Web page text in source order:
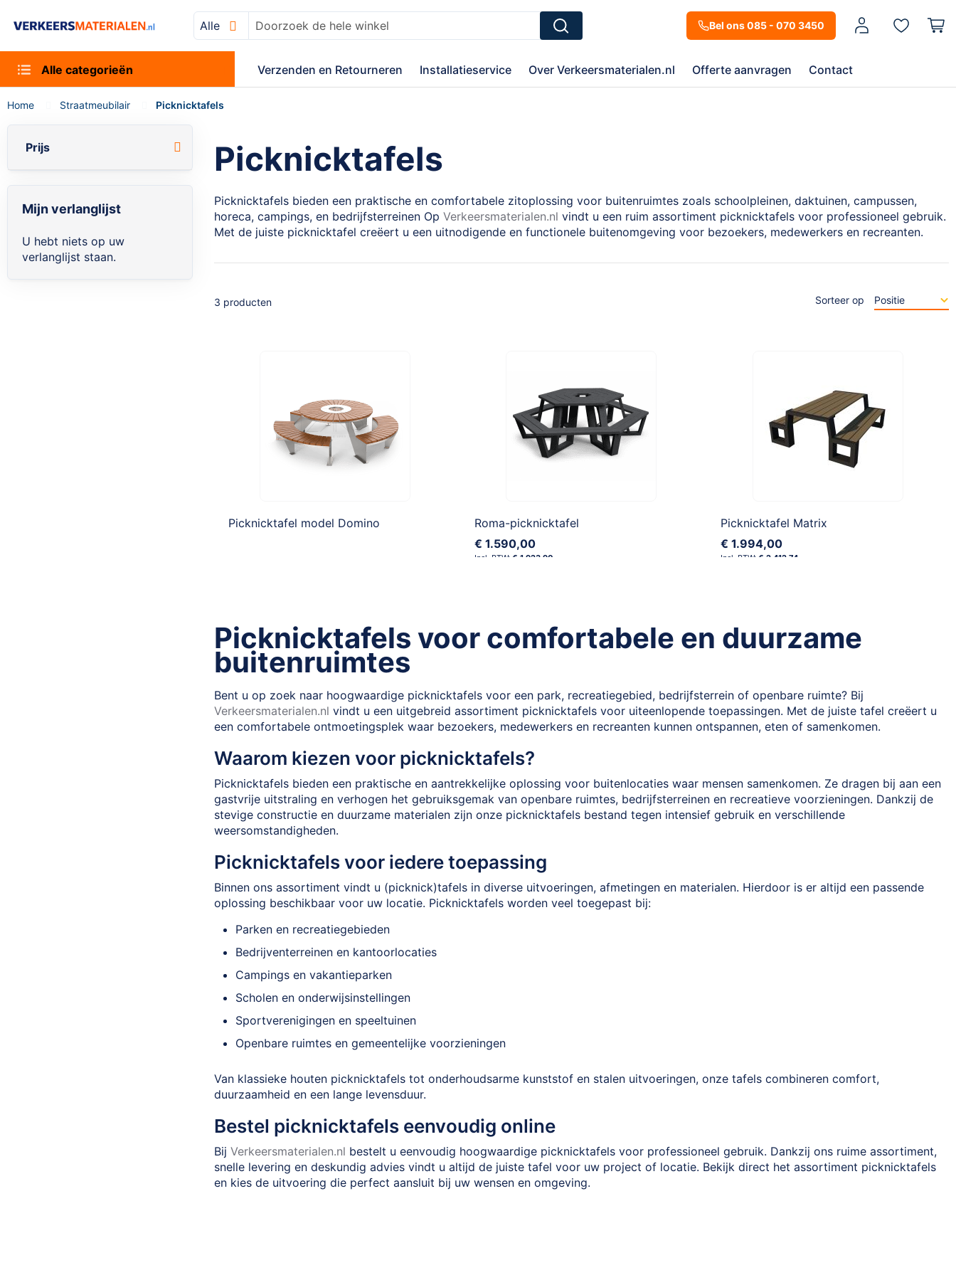
Bel ons 085 - 070 3450 Mijn account
Alle Zoek
Alle categorieën Verzenden en Retourneren Installatieservice Over Verkeersmaterialen.nl Offerte aanvragen Contact
Home Straatmeubilair Picknicktafels
Picknicktafels
Picknicktafels bieden een praktische en comfortabele zitoplossing voor buitenruimtes zoals schoolpleinen, daktuinen, campussen,
horeca, campings, en bedrijfsterreinen Op Verkeersmaterialen.nl vindt u een ruim assortiment picknicktafels voor professioneel gebruik.
Met de juiste picknicktafel creëert u een uitnodigende en functionele buitenomgeving voor bezoekers, medewerkers en recreanten.
3 producten Sorteer op
Picknicktafel model Domino
Roma-picknicktafel
€ 1.590,00
€ 1.923,90
Picknicktafel Matrix
€ 1.994,00
€ 2.412,74
Picknicktafels voor comfortabele en duurzame
buitenruimtes
Bent u op zoek naar hoogwaardige picknicktafels voor een park, recreatiegebied, bedrijfsterrein of openbare ruimte? Bij
Verkeersmaterialen.nl vindt u een uitgebreid assortiment picknicktafels voor uiteenlopende toepassingen. Met de juiste tafel creëert u
een comfortabele ontmoetingsplek waar bezoekers, medewerkers en recreanten kunnen ontspannen, eten of samenkomen.
Waarom kiezen voor picknicktafels?
Picknicktafels bieden een praktische en aantrekkelijke oplossing voor buitenlocaties waar mensen samenkomen. Ze dragen bij aan een
gastvrije uitstraling en verhogen het gebruiksgemak van openbare ruimtes, bedrijfsterreinen en recreatieve voorzieningen. Dankzij de
stevige constructie en duurzame materialen zijn onze picknicktafels bestand tegen intensief gebruik en verschillende
weersomstandigheden.
Picknicktafels voor iedere toepassing
Binnen ons assortiment vindt u (picknick)tafels in diverse uitvoeringen, afmetingen en materialen. Hierdoor is er altijd een passende
oplossing beschikbaar voor uw locatie. Picknicktafels worden veel toegepast bij:
Parken en recreatiegebieden
Bedrijventerreinen en kantoorlocaties
Campings en vakantieparken
Scholen en onderwijsinstellingen
Sportverenigingen en speeltuinen
Openbare ruimtes en gemeentelijke voorzieningen
Van klassieke houten picknicktafels tot onderhoudsarme kunststof en stalen uitvoeringen, onze tafels combineren comfort,
duurzaamheid en een lange levensduur.
Bestel picknicktafels eenvoudig online
Bij Verkeersmaterialen.nl bestelt u eenvoudig hoogwaardige picknicktafels voor professioneel gebruik. Dankzij ons ruime assortiment,
snelle levering en deskundig advies vindt u altijd de juiste tafel voor uw project of locatie. Bekijk direct het assortiment picknicktafels
en kies de uitvoering die perfect aansluit bij uw wensen en omgeving.
Prijs
Mijn verlanglijst
U hebt niets op uw
verlanglijst staan.